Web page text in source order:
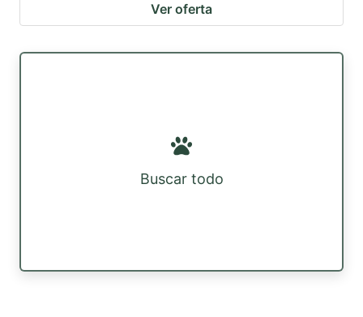
Ver oferta
Buscar todo